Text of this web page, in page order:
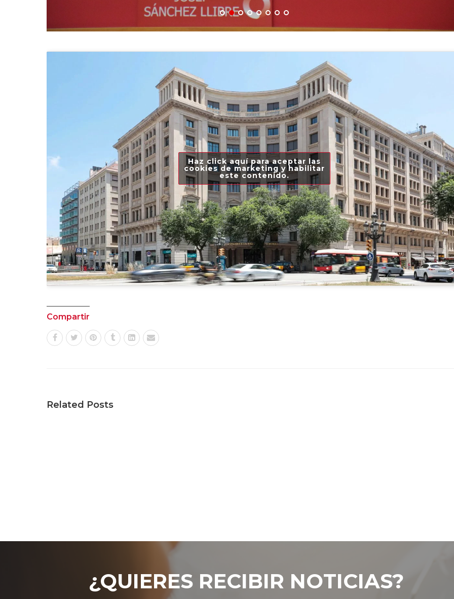
Haz click aquí para aceptar las
cookies de marketing y habilitar
este contenido.
Compartir
Related Posts
¿QUIERES RECIBIR NOTICIAS?